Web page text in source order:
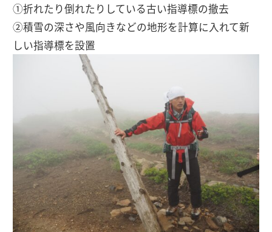
①折れたり倒れたりしている古い指導標の撤去
②積雪の深さや風向きなどの地形を計算に入れて新
しい指導標を設置